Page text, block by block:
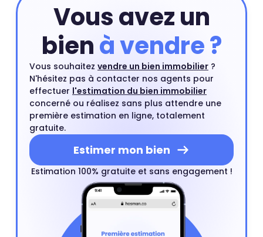
Vous avez un
bienà vendre ?
Vous souhaitez vendre un bien immobilier ?
N'hésitez pas à contacter nos agents pour
effectuer l'estimation du bien immobilier
concerné ou réalisez sans plus attendre une
première estimation en ligne, totalement
gratuite.
Estimer mon bien
Estimation 100% gratuite et sans engagement !